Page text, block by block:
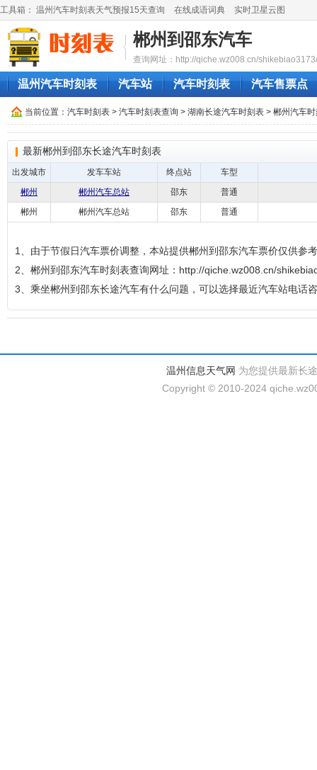
工具箱： 温州汽车时刻表天气预报15天查询 在线成语词典 实时卫星云图
郴州到邵东汽车
查询网址：http://qiche.wz008.cn/shikebiao3173/
温州汽车时刻表 汽车站 汽车时刻表 汽车售票点
当前位置： 汽车时刻表 > 汽车时刻表查询 > 湖南长途汽车时刻表 > 郴州汽车
最新郴州到邵东长途汽车时刻表
出发城市 发车车站 终点站
车型
郴州
郴州汽车总站 邵东
普通
郴州
郴州汽车总站 邵东 普通
1、由于节假日汽车票价调整，本站提供郴州到邵东汽车票价仅供参
2、郴州到邵东汽车时刻表查询网址：http://qiche.wz008.cn/
3、乘坐郴州到邵东长途汽车有什么问题，可以选择最近汽车站电话
温州信息天气网 为您提供最新长
Copyright © 2010-2024